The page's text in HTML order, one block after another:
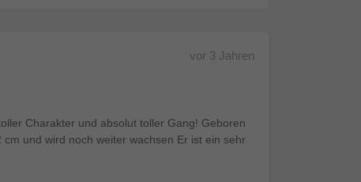
vor 3 Jahren
Charakter und absolut toller Gang! Geboren
und wird noch weiter wachsen Er ist ein sehr